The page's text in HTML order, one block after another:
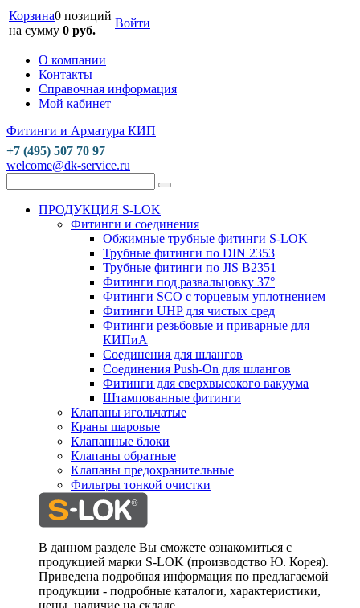
Корзина0 позиций
на сумму 0 руб.
Войти
О компании
Контакты
Справочная информация
Мой кабинет
Фитинги и Арматура КИП
+7 (495) 507 70 97
welcome@dk-service.ru
ПРОДУКЦИЯ S-LOK
Фитинги и соединения
Обжимные трубные фитинги S-LOK
Трубные фитинги по DIN 2353
Трубные фитинги по JIS B2351
Фитинги под развальцовку 37°
Фитинги SCO с торцевым уплотнением
Фитинги UHP для чистых сред
Фитинги резьбовые и приварные для
КИПиА
Соединения для шлангов
Соединения Push-On для шлангов
Фитинги для сверхвысокого вакуума
Штампованные фитинги
Клапаны игольчатые
Краны шаровые
Клапанные блоки
Клапаны обратные
Клапаны предохранительные
Фильтры тонкой очистки
В данном разделе Вы сможете ознакомиться с
продукцией марки S-LOK (производство Ю. Корея).
Приведена подробная информация по предлагаемой
продукции - подробные каталоги, характеристики,
цены, наличие на складе.